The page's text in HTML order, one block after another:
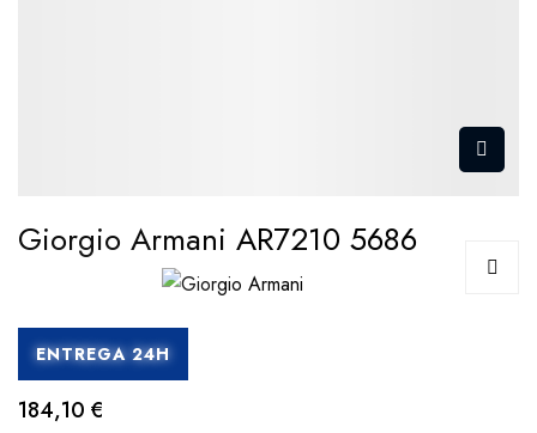
Giorgio Armani AR7210 5686
ENTREGA 24H
184,10 €